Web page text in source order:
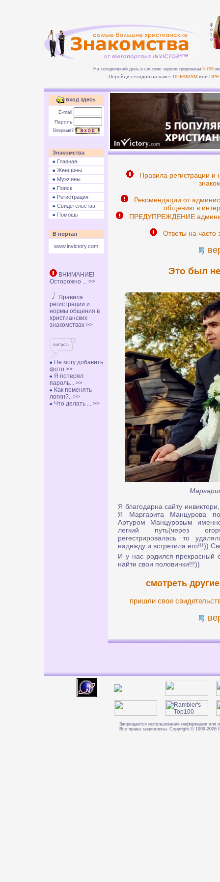
ф
о
т
о
На сегодняшний день в системе зарегистрированы 5 759
Перейди сегодня на пакет ПРЕМИУМили
вход здесь
E-mail
Пароль
Впервые?
Знакомства
Главная
Женщины
Мужчины
Поиск
Регистрация
Свидетельства
Помощь
В портал
www.invictory.com
ВНИМАНИЕ!
Осторожно ... >>
Правила
регистрации и
нормы общения в
христианских
знакомствах >>
Не могу добавить
фото >>
Я потерял
пароль... >>
Как поменять
логин?.. >>
Что делать ... >>
Правила регистрации и
Рекомендации от
общению в
ПРЕДУПРЕЖДЕНИЕ
Ответы на часто
Это был
Я благодарна сайту
Я Маргарита Манцурова
Артуром Манцуровым
легкий путь(через
регестрировалась то
надежду и встретила его!!!))
И у нас родился
найти свои половинки!!!))
смотреть
пришли свое
Запрещается использование информации или
Все права закреплены. Copyright © 1999-